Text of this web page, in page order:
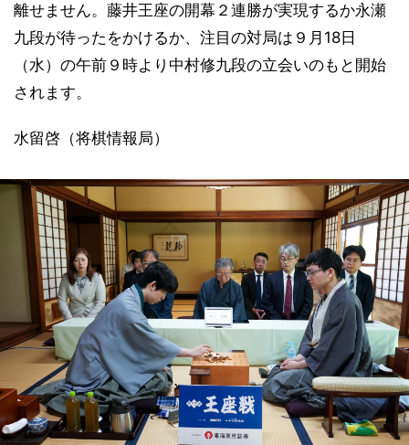
離せません。藤井王座の開幕２連勝が実現するか永瀬
九段が待ったをかけるか、注目の対局は９月18日
（水）の午前９時より中村修九段の立会いのもと開始
されます。
水留啓（将棋情報局）